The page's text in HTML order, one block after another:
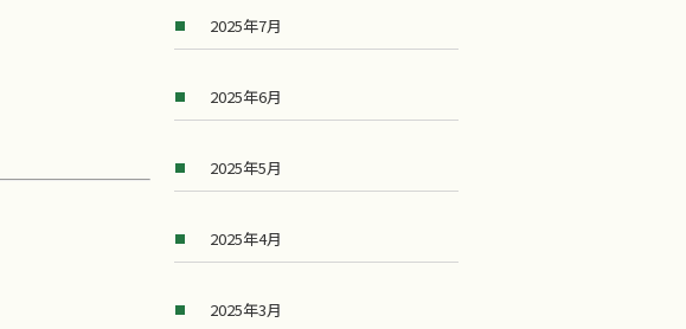
2025年7月
2025年6月
2025年5月
2025年4月
2025年3月